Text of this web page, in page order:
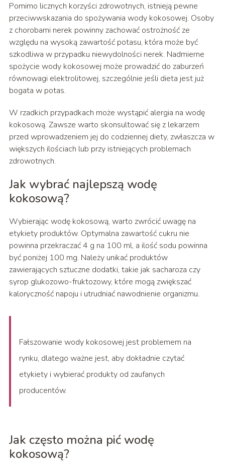
Pomimo licznych korzyści zdrowotnych, istnieją pewne
przeciwwskazania do spożywania wody kokosowej. Osoby
z chorobami nerek powinny zachować ostrożność ze
względu na wysoką zawartość potasu, która może być
szkodliwa w przypadku niewydolności nerek. Nadmierne
spożycie wody kokosowej może prowadzić do zaburzeń
równowagi elektrolitowej, szczególnie jeśli dieta jest już
bogata w potas.
W rzadkich przypadkach może wystąpić alergia na wodę
kokosową. Zawsze warto skonsultować się z lekarzem
przed wprowadzeniem jej do codziennej diety, zwłaszcza w
większych ilościach lub przy istniejących problemach
zdrowotnych.
Jak wybrać najlepszą wodę
kokosową?
Wybierając wodę kokosową, warto zwrócić uwagę na
etykiety produktów. Optymalna zawartość cukru nie
powinna przekraczać 4 g na 100 ml, a ilość sodu powinna
być poniżej 100 mg. Należy unikać produktów
zawierających sztuczne dodatki, takie jak sacharoza czy
syrop glukozowo-fruktozowy, które mogą zwiększać
kaloryczność napoju i utrudniać nawodnienie organizmu.
Fałszowanie wody kokosowej jest problemem na
rynku, dlatego ważne jest, aby dokładnie czytać
etykiety i wybierać produkty od zaufanych
producentów.
Jak często można pić wodę
kokosową?